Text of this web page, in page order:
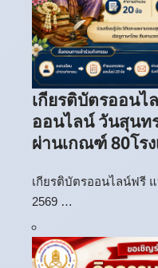
เกียรติบัตรออน
ออนไลน์ วันสุนท
ผ่านเกณฑ์ 80โร
เกียรติบัตรออนไลน์ฟรี
2569 …